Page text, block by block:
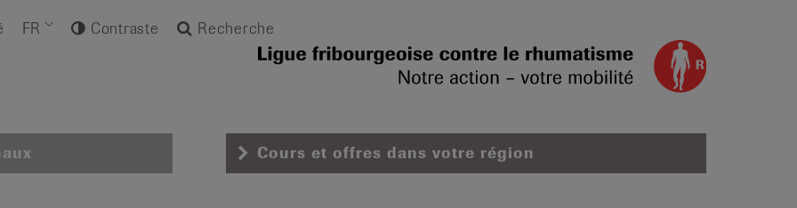
FR Contraste Recherche
Cours et offres dans votre région